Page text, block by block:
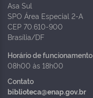
Asa Sul
SPO Área Especial 2-A
CEP 70.610-900
Brasília/DF
Horário de funcionamento
08h00 às 18h00
Contato
biblioteca@enap.gov.br